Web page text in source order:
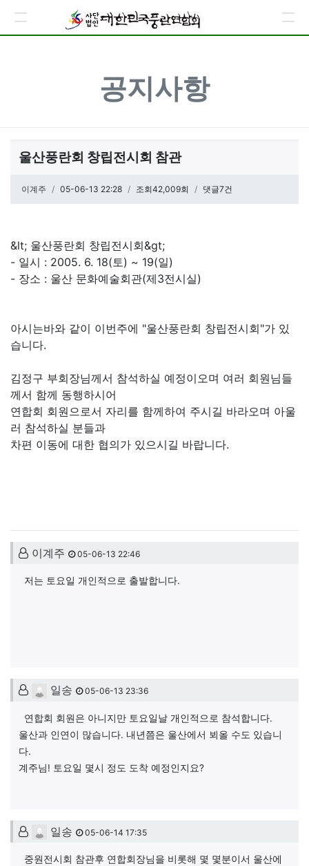
공지사항
울산풍란회 창립전시회 참관
페이지 정보
이계주 작성일
05-06-13 22:28 조회42,009회 댓글7건
본문
&lt; 울산풍란회 창립전시회&gt;
- 일시 : 2005. 6. 18(토) ~ 19(일)
- 장소 : 울산 문화예술회관(제3전시실)
아시는바와 같이 이번주에 "울산풍란회 창립전시회"가 있
습니다.
김정구 부회장님께서 참석하실 예정이오며 여러 회원님들
께서 함께 동행하시어
연합회 회원으로서 자리를 함께하여 주시길 바라오며 아울
러 참석하실 분들과
차편 이동에 대한 협의가 있으시길 바랍니다.
댓글목록
이계주님의 댓글
이계주 05-06-13 22:46
저는 토요일 개인적으로 출발합니다.
일송님의 댓글
일송 05-06-13 23:36
연합회 회원은 아니지만 토요일날 개인적으로 참석합니다.
울산과 인연이 많습니다. 내년쯤은 울산에서 뵈올 수도 있습니
다.
계주님! 토요일 몇시 정도 도착 예정인지요?
이계주님의 댓글
일송 05-06-14 17:35
중원전시회 참관후 연합회장님을 비롯해 몇 몇분이서 울산에